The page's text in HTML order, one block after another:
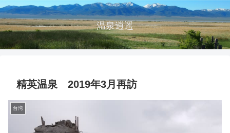
温泉逍遥
精英温泉 2019年3月再訪
台湾